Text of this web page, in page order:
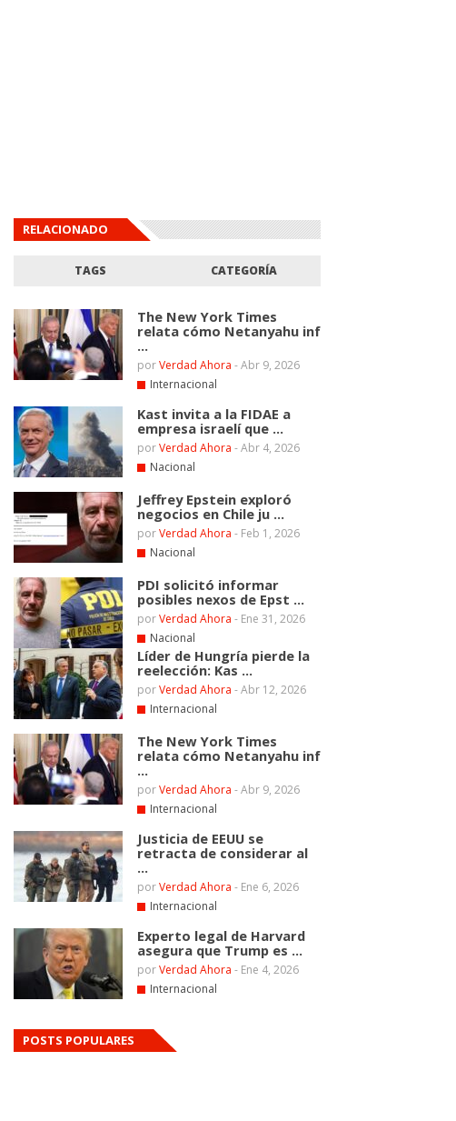
RELACIONADO
TAGS CATEGORÍA
The New York Times
relata cómo Netanyahu inf
...
porVerdad Ahora -Abr 9, 2026
Internacional
Kast invita a la FIDAE a
empresa israelí que ...
porVerdad Ahora -Abr 4, 2026
Nacional
Jeffrey Epstein exploró
negocios en Chile ju ...
porVerdad Ahora - Feb 1, 2026
Nacional
PDI solicitó informar
posibles nexos de Epst ...
porVerdad Ahora - Ene 31, 2026
Nacional
Líder de Hungría pierde la
reelección: Kas ...
porVerdad Ahora -Abr 12, 2026
Internacional
The New York Times
relata cómo Netanyahu inf
...
porVerdad Ahora -Abr 9, 2026
Internacional
Justicia de EEUU se
retracta de considerar al
...
porVerdad Ahora - Ene 6, 2026
Internacional
Experto legal de Harvard
asegura que Trump es ...
porVerdad Ahora - Ene 4, 2026
Internacional
POSTS POPULARES